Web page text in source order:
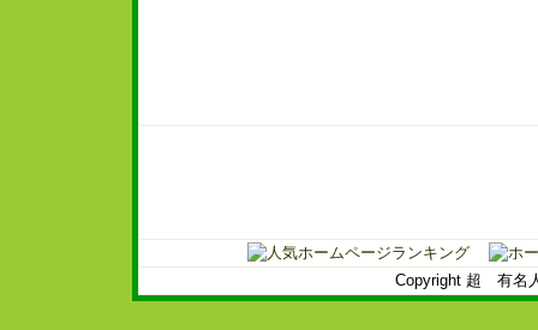
Copyright 超 有名